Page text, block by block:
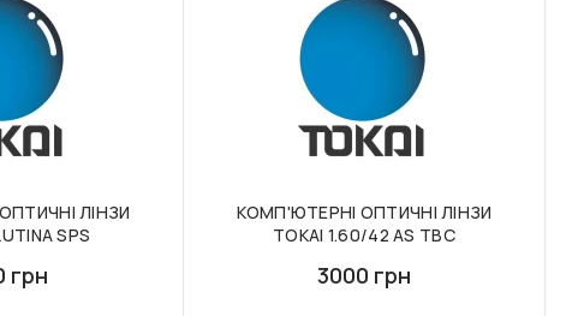
ЛІНЗИ
SPS
грн
КОМП'ЮТЕРНІ ОПТИЧНІ ЛІНЗИ
TOKAI 1.60/42 AS TBC
3000 грн